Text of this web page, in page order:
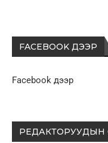
FACEBOOK ДЭЭР
Facebook дээр
РЕДАКТОРУУДЫН